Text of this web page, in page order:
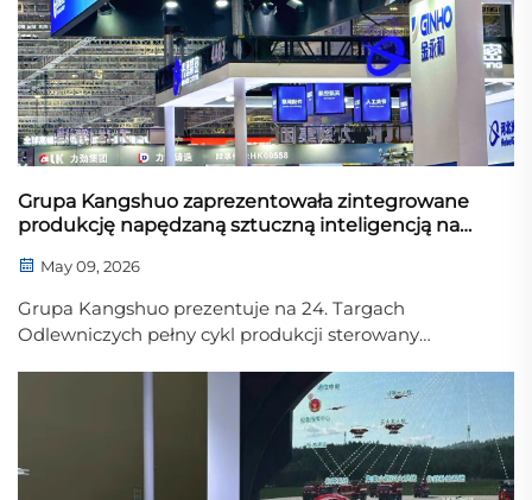
Grupa Kangshuo zaprezentowała zintegrowane
produkcję napędzaną sztuczną inteligencją na
Chinach
May 09, 2026
Grupa Kangshuo prezentuje na 24. Targach
Odlewniczych pełny cykl produkcji sterowany
KSS1800B. Oferuje precyzyjne i ekologiczne
rozwiązania odlewnicze dla przemysłu lotniczego i